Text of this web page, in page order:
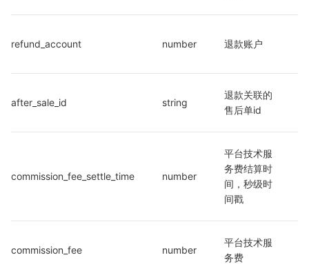
refund_account number 退款账户
after_sale_id string
退款关联的
售后单id
commission_fee_settle_time number
平台技术服
务费结算时
间，秒级时
间戳
commission_fee number
平台技术服
务费